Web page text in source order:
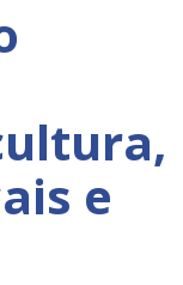
e